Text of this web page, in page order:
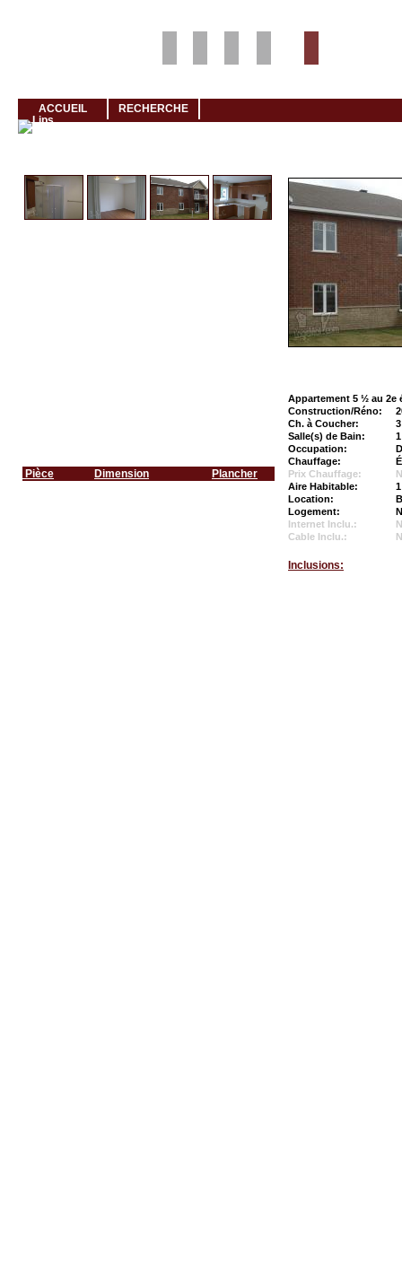
ACCUEIL RECHERCHE
Pièce Dimension Plancher
Appartement 5 ½ au 2e
Construction/Réno:
Ch. à Coucher:
3
Salle(s) de Bain:
1
Occupation:
Chauffage:
Prix Chauffage:
Aire Habitable:
Location:
Logement:
Internet Inclu.:
Cable Inclu.:
Inclusions: